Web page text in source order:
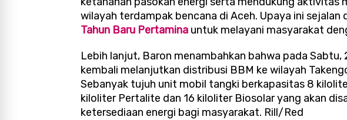
wilayah terdampak bencana di Aceh. Upaya ini sejalan
Tahun Baru Pertamina untuk melayani masyarakat
Lebih lanjut, Baron menambahkan bahwa pada
kembali melanjutkan distribusi BBM ke wilayah
Sebanyak tujuh unit mobil tangki berkapasitas 8
kiloliter Pertalite dan 16 kiloliter Biosolar yang akan
ketersediaan energi bagi masyarakat. Rill/Red